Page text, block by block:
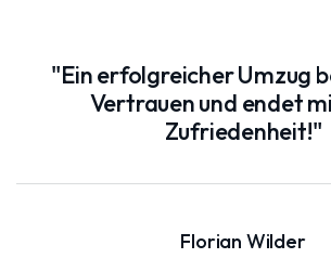
"Ein erfolgreicher Umzug
Vertrauen und endet
Zufriedenheit!"
Florian Wilder